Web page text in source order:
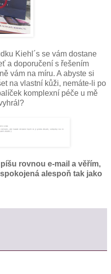
Kiehl´s se vám dostane
a doporučení s řešením
vám na míru. A abyste si
na vlastní kůži, nemáte-li po
komplexní péče u mě
rovnou e-mail a věřím,
alespoň tak jako